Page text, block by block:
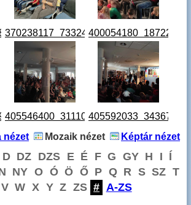
nézet Mozaik nézet Képtár nézet
D DZ DZS E É F G GY H I Í
NY O Ó Ö Ő P Q R S SZ T
V W X Y Z ZS # A-ZS